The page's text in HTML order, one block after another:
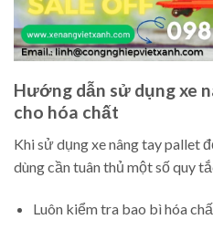
Hướng dẫn sử dụng xe
cho hóa chất
Khi sử dụng xe nâng tay pallet
dùng cần tuân thủ một số quy
Luôn kiểm tra bao bì hóa